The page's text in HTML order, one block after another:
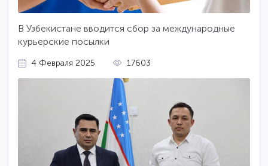
В Узбекистане вводится сбор за международные
курьерские посылки
4 Февраля 2025 17603